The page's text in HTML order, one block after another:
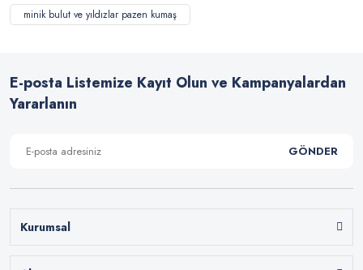
minik bulut ve yıldızlar pazen kumaş
E-posta Listemize Kayıt Olun ve Kampanyalardan
Yararlanın
GÖNDER
Kurumsal